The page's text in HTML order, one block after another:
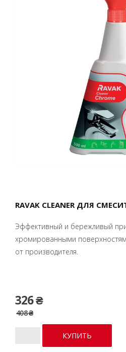
RAVAK CLEANER ДЛЯ
Эффективный и бережливый
хромированными
от производителя.
326 ₴
408 ₴